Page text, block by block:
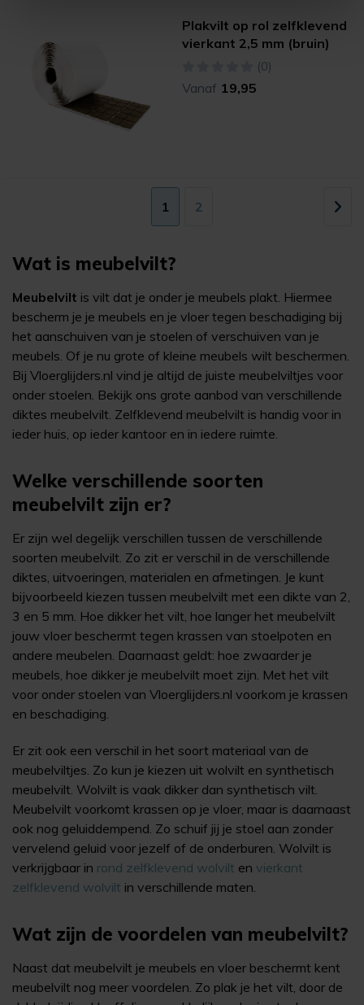
Plakvilt op rol zelfklevend
vierkant 2,5 mm (bruin)
(0)
Vanaf 19,95
1 2
Wat is meubelvilt?
Meubelvilt is vilt dat je onder je meubels plakt. Hiermee
bescherm je je meubels en je vloer tegen beschadiging bij
het aanschuiven van je stoelen of verschuiven van je
meubels. Of je nu grote of kleine meubels wilt beschermen.
Bij Vloerglijders.nl vind je altijd de juiste meubelviltjes voor
onder stoelen. Bekijk ons grote aanbod van verschillende
diktes meubelvilt. Zelfklevend meubelvilt is handig voor in
ieder huis, op ieder kantoor en in iedere ruimte.
Welke verschillende soorten
meubelvilt zijn er?
Er zijn wel degelijk verschillen tussen de verschillende
soorten meubelvilt. Zo zit er verschil in de verschillende
diktes, uitvoeringen, materialen en afmetingen. Je kunt
bijvoorbeeld kiezen tussen meubelvilt met een dikte van 2,
3 en 5 mm. Hoe dikker het vilt, hoe langer het meubelvilt
jouw vloer beschermt tegen krassen van stoelpoten en
andere meubelen. Daarnaast geldt: hoe zwaarder je
meubels, hoe dikker je meubelvilt moet zijn. Met het vilt
voor onder stoelen van Vloerglijders.nl voorkom je krassen
en beschadiging.
Er zit ook een verschil in het soort materiaal van de
meubelviltjes. Zo kun je kiezen uit wolvilt en synthetisch
meubelvilt. Wolvilt is vaak dikker dan synthetisch vilt.
Meubelvilt voorkomt krassen op je vloer, maar is daarnaast
ook nog geluiddempend. Zo schuif jij je stoel aan zonder
vervelend geluid voor jezelf of de onderburen. Wolvilt is
verkrijgbaar in rond zelfklevend wolvilt en vierkant
zelfklevend wolvilt in verschillende maten.
Wat zijn de voordelen van meubelvilt?
Naast dat meubelvilt je meubels en vloer beschermt kent
meubelvilt nog meer voordelen. Zo plak je het vilt, door de